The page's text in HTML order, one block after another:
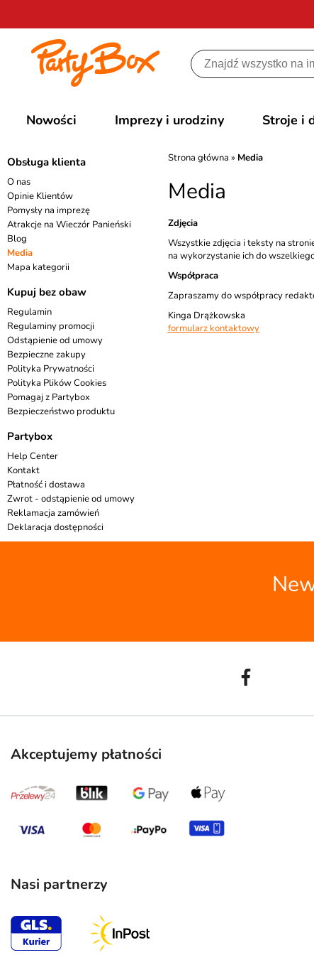
Nowości Imprezy i urodziny Stroje i
Strona główna » Media
Media
Zdjęcia
Wszystkie zdjęcia i teksty na
na wykorzystanie ich do
Współpraca
Zapraszamy do współpracy
Kinga Drążkowska
formularz kontaktowy
Obsługa klienta
O nas
Opinie Klientów
Pomysły na imprezę
Atrakcje na Wieczór Panieński
Blog
Media
Mapa kategorii
Kupuj bez obaw
Regulamin
Regulaminy promocji
Odstąpienie od umowy
Bezpieczne zakupy
Polityka Prywatności
Polityka Plików Cookies
Pomagaj z Partybox
Bezpieczeństwo produktu
Partybox
Help Center
Kontakt
Płatność i dostawa
Zwrot - odstąpienie od umowy
Reklamacja zamówień
Deklaracja dostępności
Akceptujemy płatności
Nasi partnerzy